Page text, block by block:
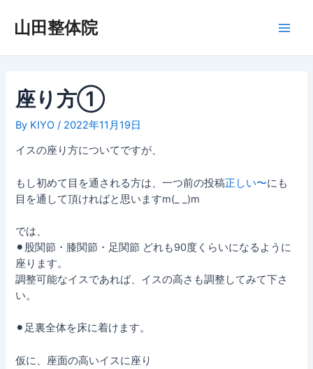
山田整体院
座り方①
By KIYO/ 2022年11月19日
イスの座り方についてですが、
もし初めて目を通される方は、一つ前の投稿正しい〜にも
目を通して頂ければと思いますm(_ _)m
では、
⚫︎股関節・膝関節・足関節 どれも90度くらいになるように
座ります。
調整可能なイスであれば、イスの高さも調整してみて下さ
い。
⚫︎足裏全体を床に着けます。
仮に、座面の高いイスに座り